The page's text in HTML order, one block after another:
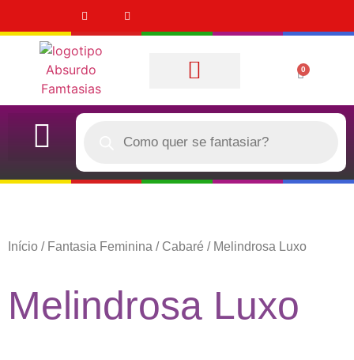
0
Início / Fantasia Feminina / Cabaré / Melindrosa Luxo
Melindrosa Luxo